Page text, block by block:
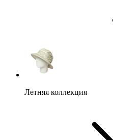
Летняя коллекция